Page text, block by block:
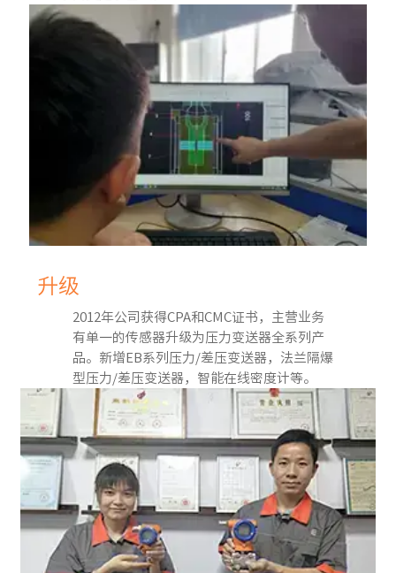
升级
2012年公司获得CPA和CMC证书，主营业务
有单一的传感器升级为压力变送器全系列产
品。新增EB系列压力/差压变送器，法兰隔爆
型压力/差压变送器，智能在线密度计等。